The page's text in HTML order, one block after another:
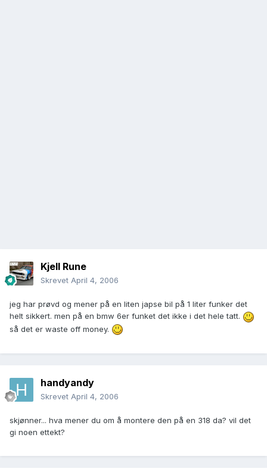
Kjell Rune
Skrevet April 4, 2006
jeg har prøvd og mener på en liten japse bil på 1 liter funker det
helt sikkert. men på en bmw 6er funket det ikke i det hele tatt.
så det er waste off money.
handyandy
Skrevet April 4, 2006
skjønner... hva mener du om å montere den på en 318 da? vil det
gi noen ettekt?